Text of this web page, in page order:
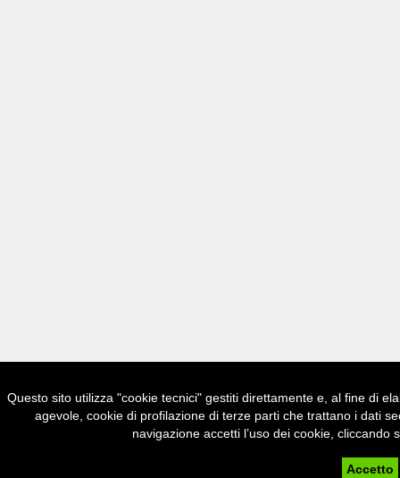
Questo sito utilizza "cookie tecnici" gestiti direttamente e, al fine di
agevole, cookie di profilazione di terze parti che trattano i dati
navigazione accetti l’uso dei cookie,
Accetto